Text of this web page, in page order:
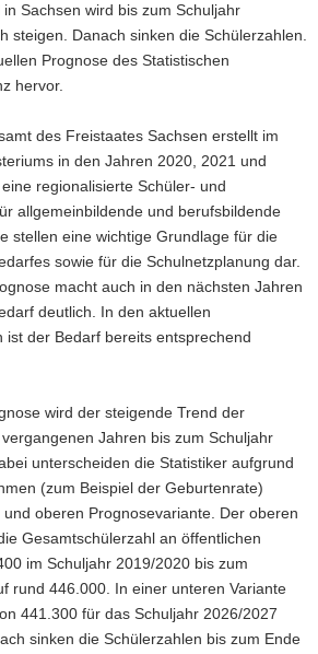
Sachsen wird bis zum Schuljahr
steigen. Danach sinken die Schülerzahlen.
Prognose des Statistischen
hervor.
des Freistaates Sachsen erstellt im
in den Jahren 2020, 2021 und
regionalisierte Schüler- und
allgemeinbildende und berufsbildende
stellen eine wichtige Grundlage für die
sowie für die Schulnetzplanung dar.
macht auch in den nächsten Jahren
deutlich. In den aktuellen
ist der Bedarf bereits entsprechend
wird der steigende Trend der
Jahren bis zum Schuljahr
unterscheiden die Statistiker aufgrund
(zum Beispiel der Geburtenrate)
oberen Prognosevariante. Der oberen
Gesamtschülerzahl an öffentlichen
im Schuljahr 2019/2020 bis zum
rund 446.000. In einer unteren Variante
441.300 für das Schuljahr 2026/2027
sinken die Schülerzahlen bis zum Ende